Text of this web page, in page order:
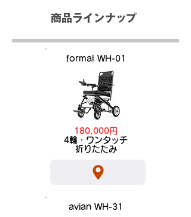
商品ラインナップ
formal WH-01
180,000円
​4輪・ワンタッチ
折りたたみ
avian WH-31